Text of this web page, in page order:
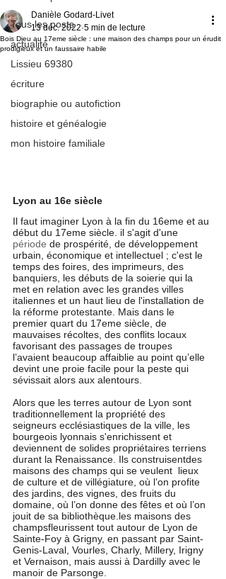
Tous les posts
actualité
Lissieu 69380
écriture
biographie ou autofiction
histoire et généalogie
mon histoire familiale
Bois Dieu au 17eme siècle : une maison des champs pour un érudit
prodigieux et un faussaire habile
Danièle Godard-Livet
13 déc. 2022 5 min de lecture
Lyon au 16e siècle
Il faut imaginer Lyon à la fin du 16eme et au
début du 17eme siècle. il s'agit d'une
période de prospérité, de développement
urbain, économique et intellectuel ; c'est le
temps des foires, des imprimeurs, des
banquiers, les débuts de la soierie qui la
met en relation avec les grandes villes
italiennes et un haut lieu de l'installation de
la réforme protestante. Mais dans le
premier quart du 17eme siècle, de
mauvaises récoltes, des conflits locaux
favorisant des passages de troupes
l’avaient beaucoup affaiblie au point qu’elle
devint une proie facile pour la peste qui
sévissait alors aux alentours.
Alors que les terres autour de Lyon sont
traditionnellement la propriété des
seigneurs ecclésiastiques de la ville, les
bourgeois lyonnais s'enrichissent et
deviennent de solides propriétaires terriens
durant la Renaissance. Ils construisentdes
maisons des champs qui se veulent  lieux
de culture et de villégiature, où l’on profite
des jardins, des vignes, des fruits du
domaine, où l’on donne des fêtes et où l’on
jouit de sa bibliothèque.les maisons des
champsfleurissent tout autour de Lyon de
Sainte-Foy à Grigny, en passant par Saint-
Genis-Laval, Vourles, Charly, Millery, Irigny
et Vernaison, mais aussi à Dardilly avec le
manoir de Parsonge.